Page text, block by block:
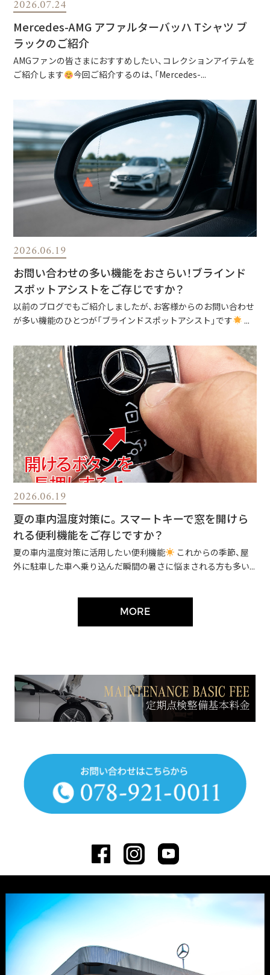
2026.07.24
Mercedes-AMG アファルターバッハ Tシャツ ブ
ラックのご紹介
AMGファンの皆さまにおすすめしたい、コレクションアイテムを
ご紹介します
今回ご紹介するのは、「Mercedes-...
2026.06.19
お問い合わせの多い機能をおさらい！ブラインド
スポットアシストをご存じですか？
以前のブログでもご紹介しましたが、お客様からのお問い合わせ
が多い機能のひとつが「ブラインドスポットアシスト」です
...
2026.06.19
夏の車内温度対策に。スマートキーで窓を開けら
れる便利機能をご存じですか？
夏の車内温度対策に活用したい便利機能
これからの季節、屋
外に駐車した車へ乗り込んだ瞬間の暑さに悩まされる方も多い...
MORE